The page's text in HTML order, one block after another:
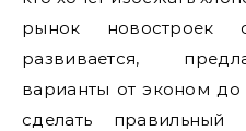
рынок новостроек
развивается,
варианты от эконом
сделать